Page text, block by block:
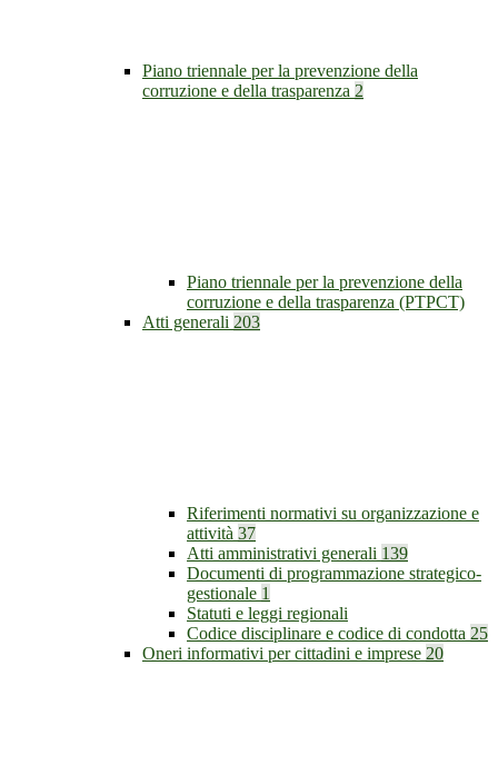
Piano triennale per la prevenzione della
corruzione e della trasparenza 2
Piano triennale per la prevenzione della
corruzione e della trasparenza (PTPCT)
Atti generali 203
Riferimenti normativi su organizzazione e
attività 37
Atti amministrativi generali 139
Documenti di programmazione strategico-
gestionale 1
Statuti e leggi regionali
Codice disciplinare e codice di condotta 25
Oneri informativi per cittadini e imprese 20